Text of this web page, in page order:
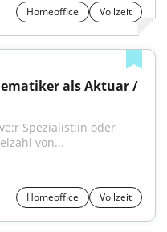
Homeoffice Vollzeit
als Aktuar /
Spezialist:in oder
von...
Homeoffice Vollzeit